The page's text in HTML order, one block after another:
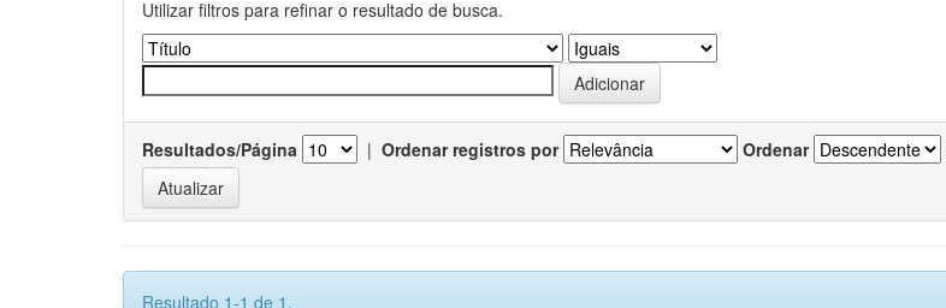
Utilizar filtros para refinar o resultado de busca.
Resultados/Página | Ordenar registros por Ordenar
Resultado 1-1 de 1.